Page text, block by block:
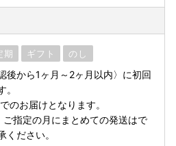
期 ギフト のし
後から1ヶ月～2ヶ月以内〉に初回
のお届けとなります。
指定の月にまとめての発送はで
ください。